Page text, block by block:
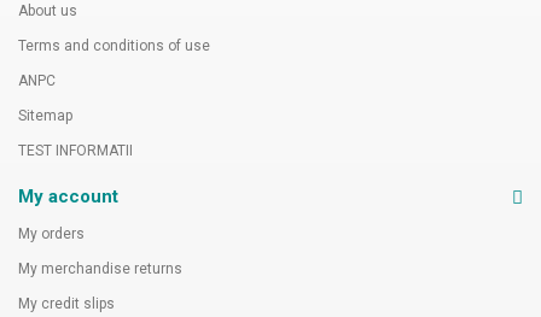
About us
Terms and conditions of use
ANPC
Sitemap
TEST INFORMATII
My account
My orders
My merchandise returns
My credit slips